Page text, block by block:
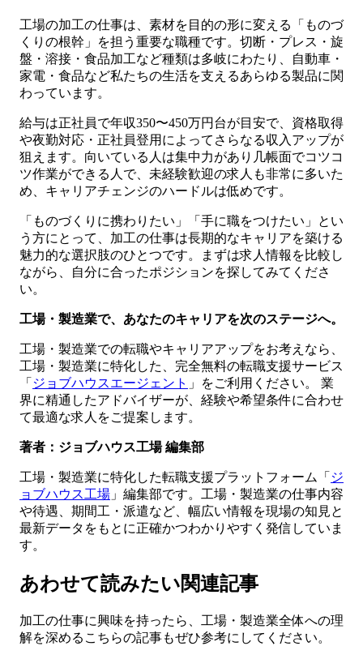
工場の加工の仕事は、素材を目的の形に変える「ものづ
くりの根幹」を担う重要な職種です。切断・プレス・旋
盤・溶接・食品加工など種類は多岐にわたり、自動車・
家電・食品など私たちの生活を支えるあらゆる製品に関
わっています。
給与は正社員で年収350〜450万円台が目安で、資格取得
や夜勤対応・正社員登用によってさらなる収入アップが
狙えます。向いている人は集中力があり几帳面でコツコ
ツ作業ができる人で、未経験歓迎の求人も非常に多いた
め、キャリアチェンジのハードルは低めです。
「ものづくりに携わりたい」「手に職をつけたい」とい
う方にとって、加工の仕事は長期的なキャリアを築ける
魅力的な選択肢のひとつです。まずは求人情報を比較し
ながら、自分に合ったポジションを探してみてくださ
い。
工場・製造業で、あなたのキャリアを次のステージへ。
工場・製造業での転職やキャリアアップをお考えなら、
工場・製造業に特化した、完全無料の転職支援サービス
「 ジョブハウスエージェント 」をご利用ください。 業
界に精通したアドバイザーが、経験や希望条件に合わせ
て最適な求人をご提案します。
著者：ジョブハウス工場 編集部
工場・製造業に特化した転職支援プラットフォーム「 ジ
ョブハウス工場 」編集部です。工場・製造業の仕事内容
や待遇、期間工・派遣など、幅広い情報を現場の知見と
最新データをもとに正確かつわかりやすく発信していま
す。
あわせて読みたい関連記事
加工の仕事に興味を持ったら、工場・製造業全体への理
解を深めるこちらの記事もぜひ参考にしてください。